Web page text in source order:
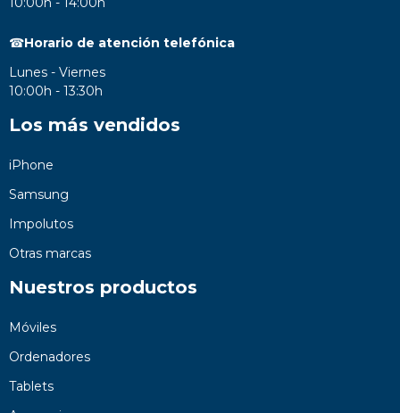
☎Horario de atención telefónica
Lunes - Viernes
10:00h - 13:30h
Los más vendidos
iPhone
Samsung
Impolutos
Otras marcas
Nuestros productos
Móviles
Ordenadores
Tablets